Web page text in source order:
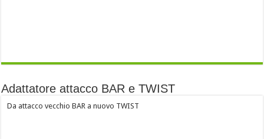
Adattatore attacco BAR e TWIST
Da attacco vecchio BAR a nuovo TWIST